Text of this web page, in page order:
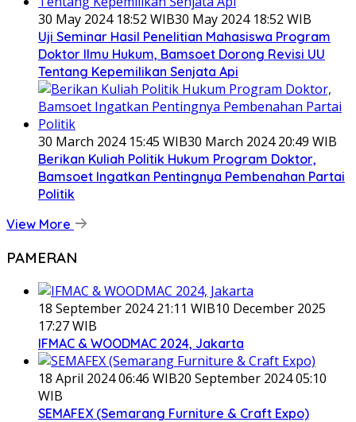
30 May 2024 18:52 WIB30 May 2024 18:52 WIB
Uji Seminar Hasil Penelitian Mahasiswa Program
Doktor Ilmu Hukum, Bamsoet Dorong Revisi UU
Tentang Kepemilikan Senjata Api
30 March 2024 15:45 WIB30 March 2024 20:49 WIB
Berikan Kuliah Politik Hukum Program Doktor,
Bamsoet Ingatkan Pentingnya Pembenahan Partai
Politik
View More
PAMERAN
18 September 2024 21:11 WIB10 December 2025
17:27 WIB
IFMAC & WOODMAC 2024, Jakarta
18 April 2024 06:46 WIB20 September 2024 05:10
WIB
SEMAFEX (Semarang Furniture & Craft Expo)